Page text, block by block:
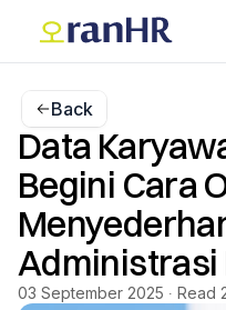
Back
Data
Begini Cara
Administrasi
03 September 2025 ∙ Read